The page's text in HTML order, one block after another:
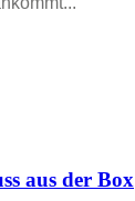
aus der Box